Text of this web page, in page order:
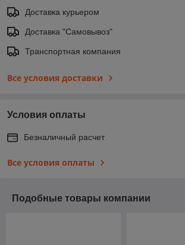
Доставка курьером
Доставка "Самовывоз"
Транспортная компания
Все условия доставки
Условия оплаты
Безналичный расчет
Все условия оплаты
Подобные товары компании